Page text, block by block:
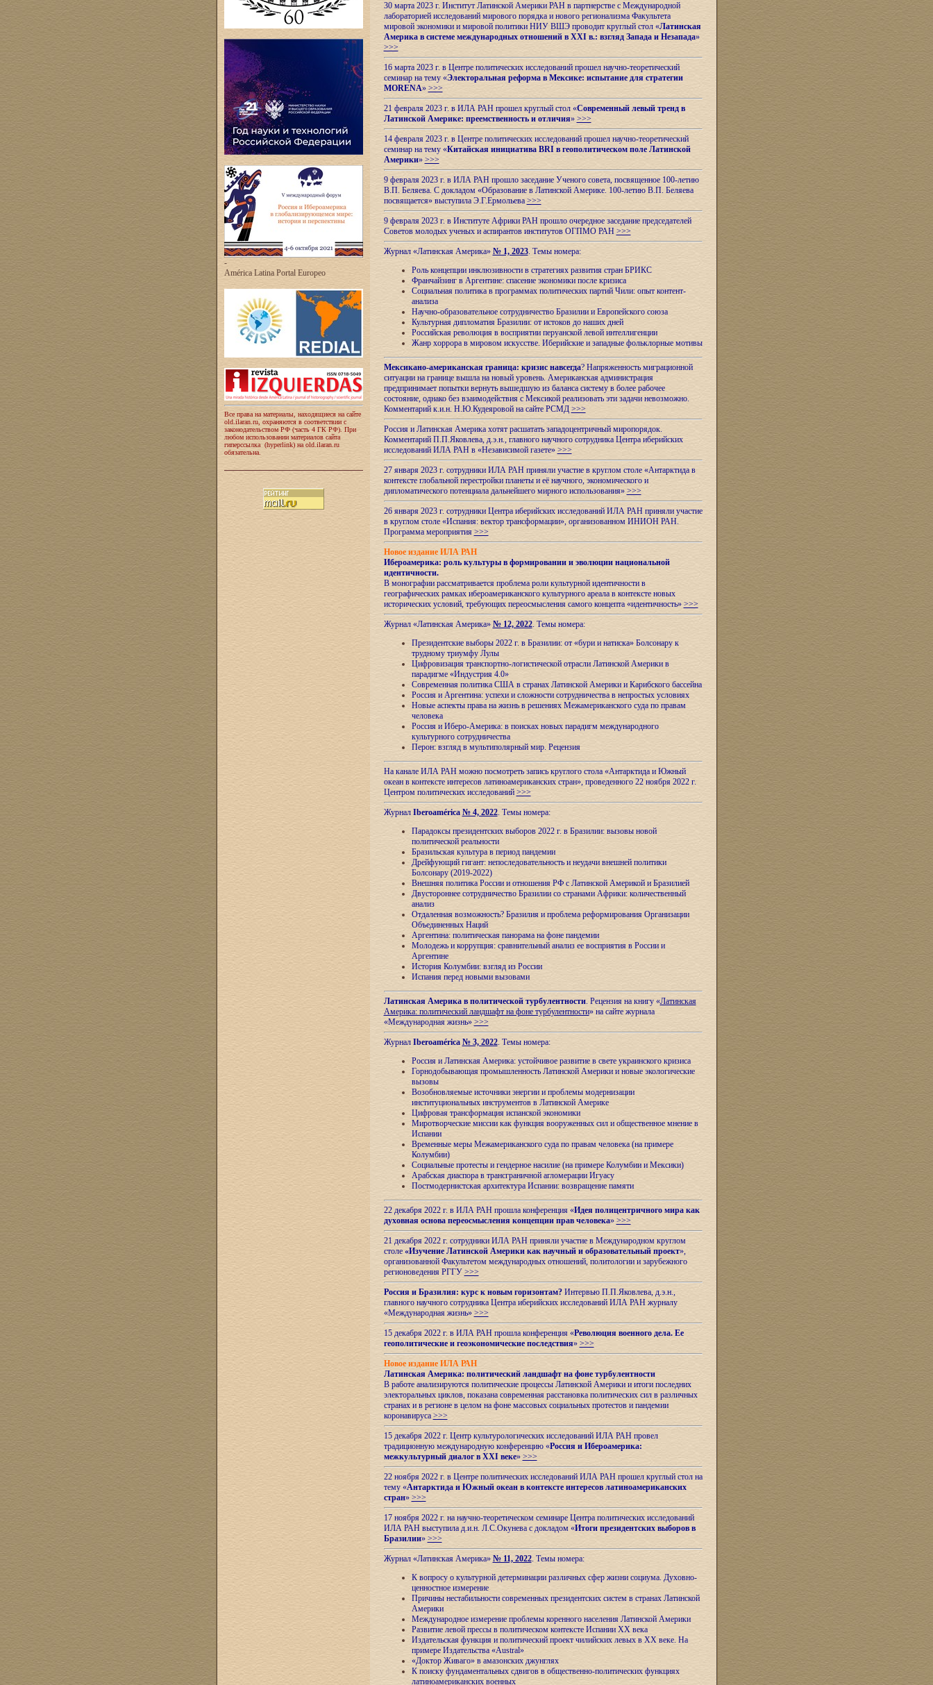
-
América Latina Portal Europeo
Все права на материалы, находящиеся на сайте
old.ilaran.ru, охраняются в соответствии с
законодательством РФ (часть 4 ГК РФ). При
любом использовании материалов сайта
гиперссылка (hyperlink) на old.ilaran.ru
обязательна.
30 марта 2023 г. Институт Латинской Америки РАН в партнерстве с Международной
лабораторией исследований мирового порядка и нового регионализма Факультета
мировой экономики и мировой политики НИУ ВШЭ проводит круглый стол «Латинская
Америка в системе международных отношений в XXI в.: взгляд Запада и Незапада»
>>>
16 марта 2023 г. в Центре политических исследований прошел научно-теоретический
семинар на тему «Электоральная реформа в Мексике: испытание для стратегии
MORENA» >>>
21 февраля 2023 г. в ИЛА РАН прошел круглый стол «Современный левый тренд в
Латинской Америке: преемственность и отличия» >>>
14 февраля 2023 г. в Центре политических исследований прошел научно-теоретический
семинар на тему «Китайская инициатива BRI в геополитическом поле Латинской
Америки» >>>
9 февраля 2023 г. в ИЛА РАН прошло заседание Ученого совета, посвященное 100-летию
В.П. Беляева. С докладом «Образование в Латинской Америке. 100-летию В.П. Беляева
посвящается» выступила Э.Г.Ермольева >>>
9 февраля 2023 г. в Институте Африки РАН прошло очередное заседание председателей
Советов молодых ученых и аспирантов институтов ОГПМО РАН >>>
Журнал «Латинская Америка» № 1, 2023. Темы номера:
Роль концепции инклюзивности в стратегиях развития стран БРИКС
Франчайзинг в Аргентине: спасение экономики после кризиса
Социальная политика в программах политических партий Чили: опыт контент-
анализа
Научно-образовательное сотрудничество Бразилии и Европейского союза
Культурная дипломатия Бразилии: от истоков до наших дней
Российская революция в восприятии перуанской левой интеллигенции
Жанр хоррора в мировом искусстве. Иберийские и западные фольклорные мотивы
Мексикано-американская граница: кризис навсегда? Напряженность миграционной
ситуации на границе вышла на новый уровень. Американская администрация
предпринимает попытки вернуть вышедшую из баланса систему в более рабочее
состояние, однако без взаимодействия с Мексикой реализовать эти задачи невозможно.
Комментарий к.и.н. Н.Ю.Кудеяровой на сайте РСМД >>>
Россия и Латинская Америка хотят расшатать западоцентричный миропорядок.
Комментарий П.П.Яковлева, д.э.н., главного научного сотрудника Центра иберийских
исследований ИЛА РАН в «Независимой газете» >>>
27 января 2023 г. сотрудники ИЛА РАН приняли участие в круглом столе «Антарктида в
контексте глобальной перестройки планеты и её научного, экономического и
дипломатического потенциала дальнейшего мирного использования» >>>
26 января 2023 г. сотрудники Центра иберийских исследований ИЛА РАН приняли участие
в круглом столе «Испания: вектор трансформации», организованном ИНИОН РАН.
Программа мероприятия>>>
Новое издание ИЛА РАН
Ибероамерика: роль культуры в формировании и эволюции национальной
идентичности.
В монографии рассматривается проблема роли культурной идентичности в
географических рамках ибероамериканского культурного ареала в контексте новых
исторических условий, требующих переосмысления самого концепта «идентичность» >>>
Журнал «Латинская Америка» № 12, 2022. Темы номера:
Президентские выборы 2022 г. в Бразилии: от «бури и натиска» Болсонару к
трудному триумфу Лулы
Цифровизация транспортно-логистической отрасли Латинской Америки в
парадигме «Индустрия 4.0»
Современная политика США в странах Латинской Америки и Карибского бассейна
Россия и Аргентина: успехи и сложности сотрудничества в непростых условиях
Новые аспекты права на жизнь в решениях Межамериканского суда по правам
человека
Россия и Иберо-Америка: в поисках новых парадигм международного
культурного сотрудничества
Перон: взгляд в мультиполярный мир. Рецензия
На канале ИЛА РАН можно посмотреть запись круглого стола «Антарктида и Южный
океан в контексте интересов латиноамериканских стран», проведенного 22 ноября 2022 г.
Центром политических исследований >>>
Журнал Iberoamérica № 4, 2022. Темы номера:
Парадоксы президентских выборов 2022 г. в Бразилии: вызовы новой
политической реальности
Бразильская культура в период пандемии
Дрейфующий гигант: непоследовательность и неудачи внешней политики
Болсонару (2019-2022)
Внешняя политика России и отношения РФ с Латинской Америкой и Бразилией
Двустороннее сотрудничество Бразилии со странами Африки: количественный
анализ
Отдаленная возможность? Бразилия и проблема реформирования Организации
Объединенных Наций
Аргентина: политическая панорама на фоне пандемии
Молодежь и коррупция: сравнительный анализ ee восприятия в России и
Аргентине
История Колумбии: взгляд из России
Испания перед новыми вызовами
Латинская Америка в политической турбулентности. Рецензия на книгу «Латинская
Америка: политический ландшафт на фоне турбулентности» на сайте журнала
«Международная жизнь» >>>
Журнал Iberoamérica № 3, 2022. Темы номера:
Россия и Латинская Америка: устойчивое развитие в свете украинского кризиса
Горнодобывающая промышленность Латинской Америки и новые экологические
вызовы
Возобновляемые источники энергии и проблемы модернизации
институциональных инструментов в Латинской Америке
Цифровая трансформация испанской экономики
Миротворческие миссии как функция вооруженных сил и общественное мнение в
Испании
Временные меры Межамериканского суда по правам человека (на примере
Колумбии)
Социальные протесты и гендерное насилие (на примере Колумбии и Мексики)
Арабская диаспора в трансграничной агломерации Игуасу
Постмодернистская архитектура Испании: возвращение памяти
22 декабря 2022 г. в ИЛА РАН прошла конференция «Идея полицентричного мира как
духовная основа переосмысления концепции прав человека» >>>
21 декабря 2022 г. сотрудники ИЛА РАН приняли участие в Международном круглом
столе «Изучение Латинской Америки как научный и образовательный проект»,
организованной Факультетом международных отношений, политологии и зарубежного
регионоведения РГГУ >>>
Россия и Бразилия: курс к новым горизонтам?Интервью П.П.Яковлева, д.э.н.,
главного научного сотрудника Центра иберийских исследований ИЛА РАН журналу
«Международная жизнь» >>>
15 декабря 2022 г. в ИЛА РАН прошла конференция «Революция военного дела. Ее
геополитические и геоэкономические последствия» >>>
Новое издание ИЛА РАН
Латинская Америка: политический ландшафт на фоне турбулентности
В работе анализируются политические процессы Латинской Америки и итоги последних
электоральных циклов, показана современная расстановка политических сил в различных
странах и в регионе в целом на фоне массовых социальных протестов и пандемии
коронавируса >>>
15 декабря 2022 г. Центр культурологических исследований ИЛА РАН провел
традиционную международную конференцию «Россия и Ибероамерика:
межкультурный диалог в XXI веке» >>>
22 ноября 2022 г. в Центре политических исследований ИЛА РАН прошел круглый стол на
тему «Антарктида и Южный океан в контексте интересов латиноамериканских
стран» >>>
17 ноября 2022 г. на научно-теоретическом семинаре Центра политических исследований
ИЛА РАН выступила д.и.н. Л.С.Окунева с докладом «Итоги президентских выборов в
Бразилии» >>>
Журнал «Латинская Америка» № 11, 2022. Темы номера:
К вопросу о культурной детерминации различных сфер жизни социума. Духовно-
ценностное измерение
Причины нестабильности современных президентских систем в странах Латинской
Америки
Международное измерение проблемы коренного населения Латинской Америки
Развитие левой прессы в политическом контексте Испании XX века
Издательская функция и политический проект чилийских левых в XX веке. На
примере Издательства «Austral»
«Доктор Живаго» в амазонских джунглях
К поиску фундаментальных сдвигов в общественно-политических функциях
латиноамериканских военных